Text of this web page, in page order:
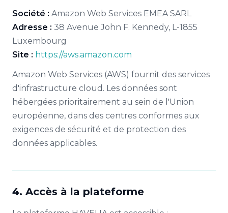
Société : Amazon Web Services EMEA SARL
Adresse : 38 Avenue John F. Kennedy, L-1855
Luxembourg
Site : https://aws.amazon.com
Amazon Web Services (AWS) fournit des services
d'infrastructure cloud. Les données sont
hébergées prioritairement au sein de l'Union
européenne, dans des centres conformes aux
exigences de sécurité et de protection des
données applicables.
4. Accès à la plateforme